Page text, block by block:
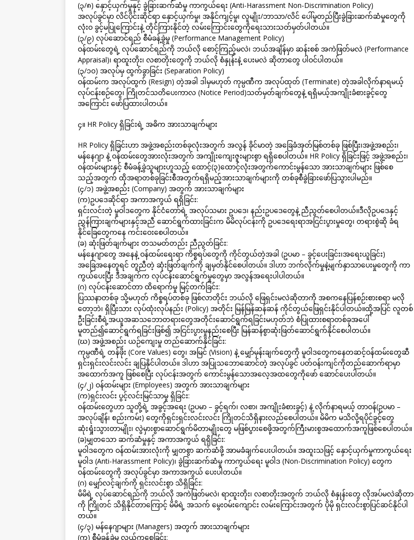
(၃/၈) နှောင့်ယှက်မှုနှင့် ခွဲခြားဆက်ဆံမှု ကာကွယ်ရေး (Anti-Harassment Non-Discrimination Policy)
အလုပ်ခွင်မှာ လိင်ပိုင်းဆိုင်ရာ နှောင့်ယှက်မှု၊ အနိုင်ကျင့်မှု၊ လူမျိုး/ဘာသာ/လိင် ပေါ်မူတည်ပြီးခွဲခြားဆက်ဆံမှုတွေကို
လုံးဝ ခွင့်မပြုကြောင်းနဲ့ တိုင်ကြားနိုင်တဲ့ လမ်းကြောင်းတွေကိုရေးသားသတ်မှတ်ပါတယ်။
(၃/၉) လုပ်ဆောင်ရည် စီမံခန့်ခွဲမှု (Performance Management Policy)
ဝန်ထမ်းတွေရဲ့ လုပ်ဆောင်ရည်ကို ဘယ်လို စောင့်ကြည့်မလဲ၊ ဘယ်အချိန်မှာ ဆန်းစစ် အကဲဖြတ်မလဲ (Performance
Appraisal)၊ ရာထူးတိုး၊ လစာတိုးတွေကို ဘယ်လို စံနှုန်းနဲ့ ပေးမလဲ ဆိုတာတွေ ပါဝင်ပါတယ်။
(၃/၁၀) အလုပ်မှ ထွက်ခွာခြင်း (Separation Policy)
ဝန်ထမ်းက အလုပ်ထွက် (Resign) တဲ့အခါ ဒါမှမဟုတ် ကုမ္ပဏီက အလုပ်ထုတ် (Terminate) တဲ့အခါလိုက်နာရမယ့်
လုပ်ငန်းစဉ်တွေ၊ ကြိုတင်သတိပေးကာလ (Notice Period)သတ်မှတ်ချက်တွေနဲ့ ရရှိမယ့်အကျိုးခံစားခွင့်တွေ
အကြောင်း ဖော်ပြထားပါတယ်။
၄။ HR Policy ရှိခြင်းရဲ့ အဓိက အားသာချက်များ
HR Policy ရှိခြင်းဟာ အဖွဲ့အစည်းတစ်ခုလုံးအတွက် အလွန် ခိုင်မာတဲ့ အခြေခံအုတ်မြစ်တစ်ခု ဖြစ်ပြီး၊အဖွဲ့အစည်း၊
မန်နေဂျာ နဲ့ ဝန်ထမ်းတွေအားလုံးအတွက် အကျိုးကျေးဇူးများစွာ ရရှိစေပါတယ်။ HR Policy ရှိခြင်းဖြင့် အဖွဲ့အစည်း၊
ဝန်ထမ်းများနှင့် စီမံခန့်ခွဲသူများဟူသည့် ထောင့်(၃)ထောင့်လုံးအတွက်ကောင်းမွန်သော အားသာချက်များ ဖြစ်စေ
သည့်အတွက် ထိုအရာတစ်ခုခြင်းစီအတွက်ရရှိမည့်အားသာချက်များကို တစ်ခုစီခွဲခြားဖော်ပြသွားပါမည်။
(၄/၁) အဖွဲ့အစည်း (Company) အတွက် အားသာချက်များ
(က)ဥပဒေဆိုင်ရာ အကာအကွယ် ရရှိခြင်း:
ရှင်းလင်းတဲ့ မူဝါဒတွေက နိုင်ငံတော်ရဲ့ အလုပ်သမား ဥပဒေ၊ နည်းဥပဒေတွေနဲ့ ညီညွတ်စေပါတယ်။ဒီလိုဥပဒေနှင့်
ညွှန်ကြားချက်များနှင့်အညီ ဆောင်ရွက်ထားခြင်းက မိမိလုပ်ငန်းကို ဥပဒေရေးရာအငြင်းပွားမှုတွေ၊ တရားစွဲဆို ခံရ
နိုင်ခြေတွေကနေ ကင်းဝေးစေပါတယ်။
(ခ) ဆုံးဖြတ်ချက်များ တသမတ်တည်း ညီညွတ်ခြင်း:
မန်နေဂျာတွေ အနေနဲ့ ဝန်ထမ်းရေးရာ ကိစ္စရပ်တွေကို ကိုင်တွယ်တဲ့အခါ (ဥပမာ – ခွင့်ပေးခြင်း၊အရေးယူခြင်း)
အခြေအနေတူရင် တူညီတဲ့ ဆုံးဖြတ်ချက်ကို ချမှတ်နိုင်စေပါတယ်။ ဒါဟာ ဘက်လိုက်မှုနဲ့မျက်နှာသာပေးမှုတွေကို ကာ
ကွယ်ပေးပြီး ဒီအချက်က လုပ်ငန်းဆောင်ရွက်မှုတွေမှာ အလွန်အရေးပါပါတယ်။
(ဂ) လုပ်ငန်းဆောင်တာ ထိရောက်မှု မြင့်တက်ခြင်း:
ပြဿနာတစ်ခု သို့မဟုတ် ကိစ္စရပ်တစ်ခု ဖြစ်လာတိုင်း ဘယ်လို ဖြေရှင်းမလဲဆိုတာကို အစကနေပြန်စဉ်းစားစရာ မလို
တော့ဘဲ၊ ရှိပြီးသား လုပ်ထုံးလုပ်နည်း (Policy) အတိုင်း မြန်မြန်ဆန်ဆန် ကိုင်တွယ်ဖြေရှင်းနိုင်ပါတယ်။ထို့အပြင် လူတစ်
ဦးခြင်းစီရဲ့အယူအဆသဘောတရားတွေအတိုင်းဆောင်ရွက်ရခြင်းမဟုတ်ဘဲ စံပြုထားစရာတစ်ခုအပေါ်
မူတည်၍ဆောင်ရွက်ရခြင်းဖြစ်၍ အငြင်းပွားမှုနည်းစေပြီး မြန်ဆန်စွာဆုံးဖြတ်ဆောင်ရွက်နိုင်စေပါတယ်။
(ဃ) အဖွဲ့အစည်း ယဉ်ကျေးမှု တည်ဆောက်နိုင်ခြင်း:
ကုမ္ပဏီရဲ့ တန်ဖိုး (Core Values) တွေ၊ အမြင် (Vision) နဲ့ မျှော်မှန်းချက်တွေကို မူဝါဒတွေကနေတဆင့်ဝန်ထမ်းတွေဆီ
ရှင်းရှင်းလင်းလင်း ချပြနိုင်ပါတယ်။ ဒါဟာ အပြုသဘောဆောင်တဲ့ အလုပ်ခွင် ပတ်ဝန်းကျင်ကိုတည်ဆောက်ရာမှာ
အထောက်အကူ ဖြစ်စေပြီး လုပ်ငန်းအတွက် ကောင်းမွန်သောအလေ့အထတွေကိုဖော် ဆောင်ပေးပါတယ်။
(၄/၂) ဝန်ထမ်းများ (Employees) အတွက် အားသာချက်များ
(က)ရှင်းလင်း ပွင့်လင်းမြင်သာမှု ရှိခြင်း:
ဝန်ထမ်းတွေဟာ သူတို့ရဲ့ အခွင့်အရေး (ဥပမာ – ခွင့်ရက်၊ လစာ၊ အကျိုးခံစားခွင့်) နဲ့ လိုက်နာရမယ့် တာဝန်(ဥပမာ –
အလုပ်ချိန်၊ စည်းကမ်း) တွေကိုရှင်းရှင်းလင်းလင်း ကြိုတင်သိရှိနားလည်စေပါတယ်။ မိမိက မသိလို့ရပိုင်ခွင့်တွေ
ဆုံးရှုံးသွားတာမျိုး၊ လွဲမှားစွာဆောင်ရွက်မိတာမျိုးတွေ မဖြစ်ပွားစေဖို့အတွက်ကြီးမားစွအထောက်အကူဖြစ်စေပါတယ်။
(ခ)မျှတသော ဆက်ဆံမှုနှင့် အကာအကွယ် ရရှိခြင်း:
မူဝါဒတွေက ဝန်ထမ်းအားလုံးကို မျှတစွာ ဆက်ဆံဖို့ အာမခံချက်ပေးပါတယ်။ အထူးသဖြင့် နှောင့်ယှက်မှုကာကွယ်ရေး
မူဝါဒ (Anti-Harassment Policy)၊ ခွဲခြားဆက်ဆံမှု ကာကွယ်ရေး မူဝါဒ (Non-Discrimination Policy) တွေက
ဝန်ထမ်းတွေကို အလုပ်ခွင်မှာ အကာအကွယ် ပေးပါတယ်။
(ဂ) မျှော်လင့်ချက်ကို ရှင်းလင်းစွာ သိရှိခြင်း:
မိမိရဲ့ လုပ်ဆောင်ရည်ကို ဘယ်လို အကဲဖြတ်မလဲ၊ ရာထူးတိုး၊ လစာတိုးအတွက် ဘယ်လို စံနှုန်းတွေ လိုအပ်မလဲဆိုတာ
ကို ကြိုတင် သိရှိနိုင်တာကြောင့် မိမိရဲ့ အသက် မွေးဝမ်းကျောင်း လမ်းကြောင်းအတွက် ပိုမို ရှင်းလင်းစွာပြင်ဆင်နိုင်ပါ
တယ်။
(၄/၃) မန်နေဂျာများ (Managers) အတွက် အားသာချက်များ
(က) စီမံခန့်ခွဲမှု လွယ်ကူစေခြင်း: